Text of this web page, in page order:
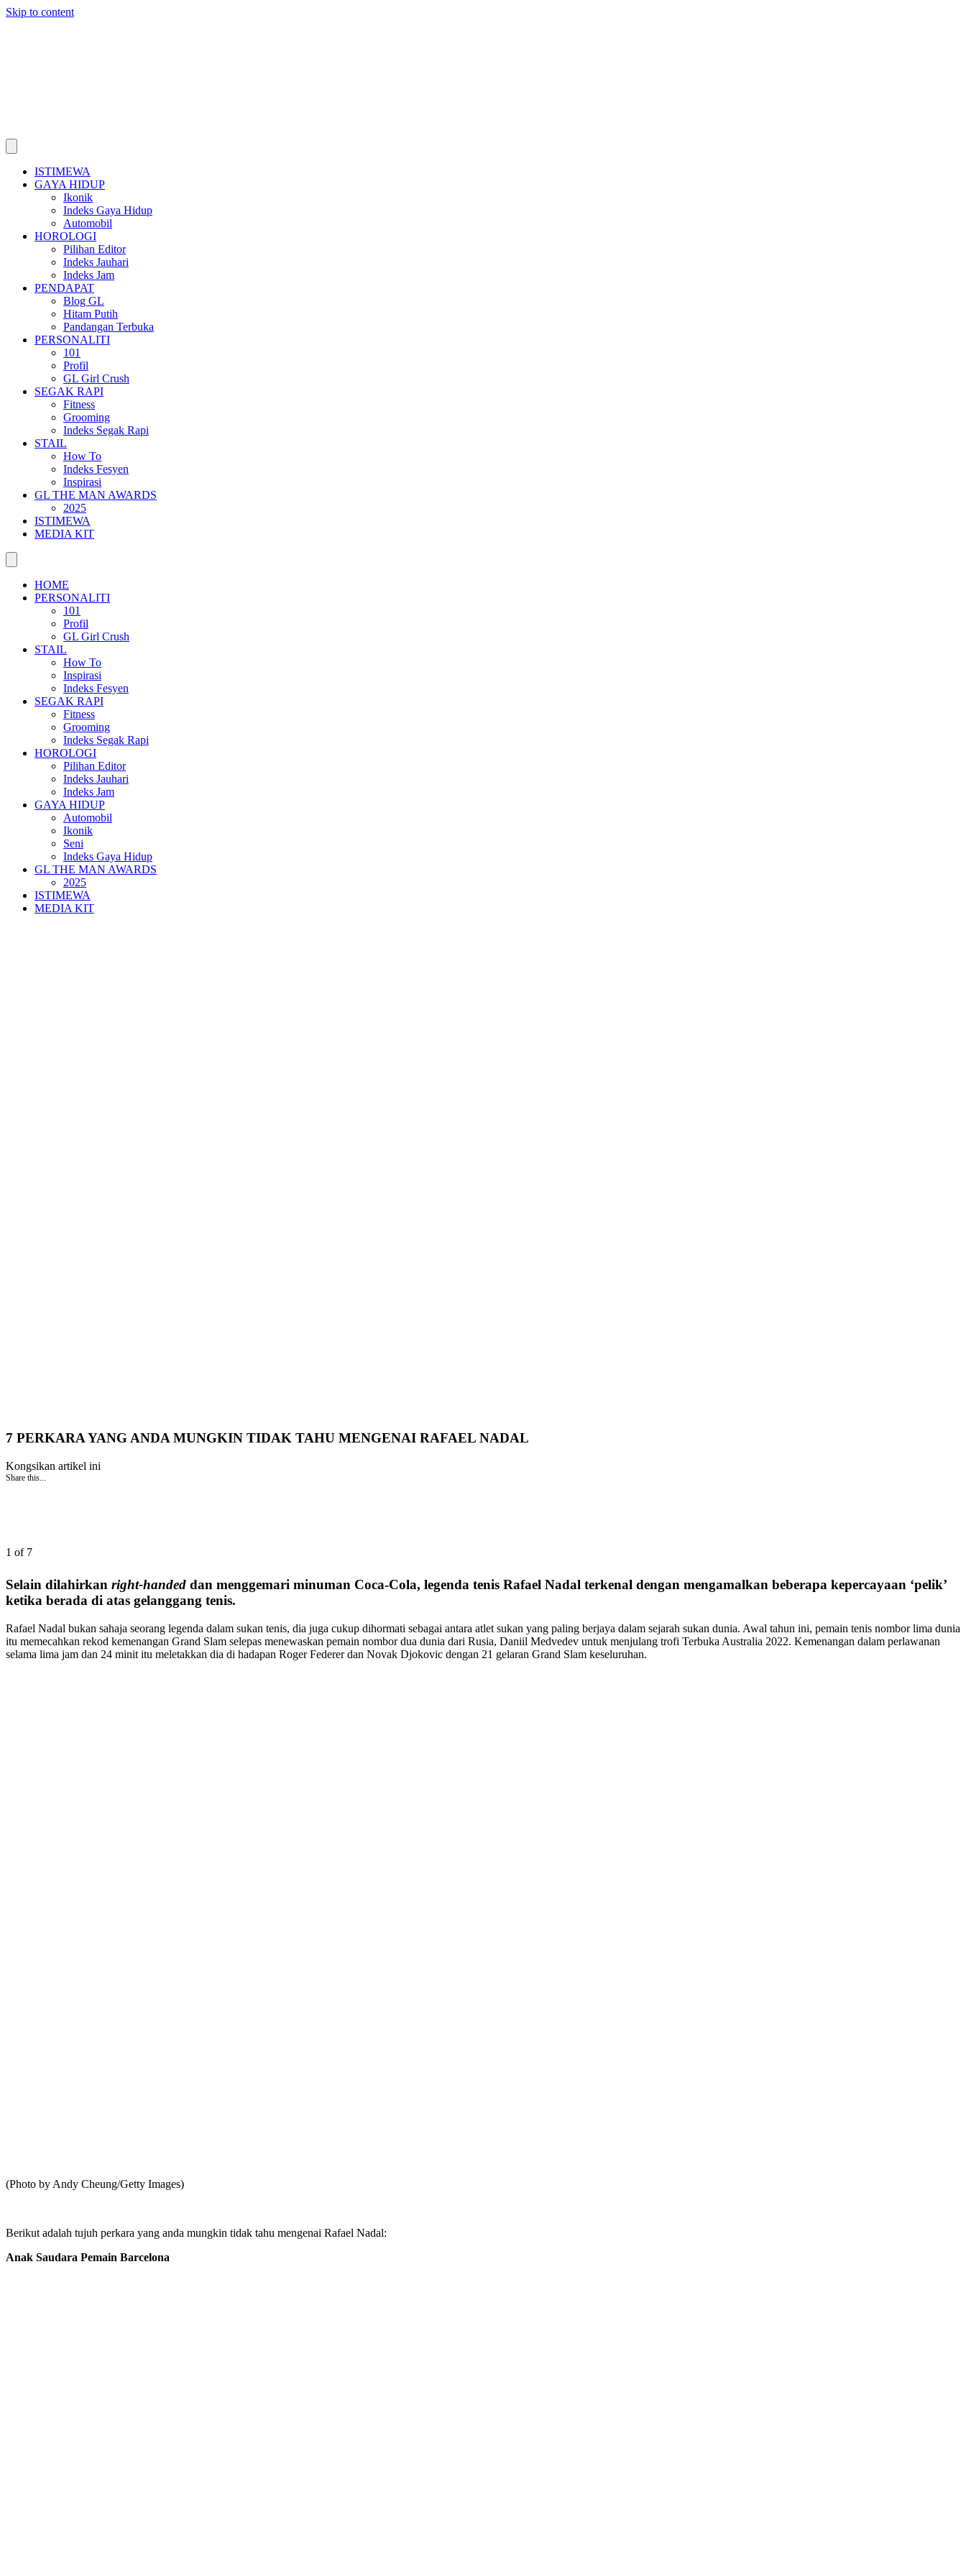
Skip to content
ISTIMEWA
GAYA HIDUP
Ikonik
Indeks Gaya Hidup
Automobil
HOROLOGI
Pilihan Editor
Indeks Jauhari
Indeks Jam
PENDAPAT
Blog GL
Hitam Putih
Pandangan Terbuka
PERSONALITI
101
Profil
GL Girl Crush
SEGAK RAPI
Fitness
Grooming
Indeks Segak Rapi
STAIL
How To
Indeks Fesyen
Inspirasi
GL THE MAN AWARDS
2025
ISTIMEWA
MEDIA KIT
HOME
PERSONALITI
101
Profil
GL Girl Crush
STAIL
How To
Inspirasi
Indeks Fesyen
SEGAK RAPI
Fitness
Grooming
Indeks Segak Rapi
HOROLOGI
Pilihan Editor
Indeks Jauhari
Indeks Jam
GAYA HIDUP
Automobil
Ikonik
Seni
Indeks Gaya Hidup
GL THE MAN AWARDS
2025
ISTIMEWA
MEDIA KIT
7 PERKARA YANG ANDA MUNGKIN TIDAK TAHU MENGENAI RAFAEL NADAL
Kongsikan artikel ini
Share this...
1 of 7
Selain dilahirkan right-handed dan menggemari minuman Coca-Cola, legenda tenis Rafael Nadal terkenal dengan mengamalkan beberapa kepercayaan ‘pelik’
ketika berada di atas gelanggang tenis.
Rafael Nadal bukan sahaja seorang legenda dalam sukan tenis, dia juga cukup dihormati sebagai antara atlet sukan yang paling berjaya dalam sejarah sukan dunia. Awal tahun ini, pemain tenis nombor lima dunia
itu memecahkan rekod kemenangan Grand Slam selepas menewaskan pemain nombor dua dunia dari Rusia, Daniil Medvedev untuk menjulang trofi Terbuka Australia 2022. Kemenangan dalam perlawanan
selama lima jam dan 24 minit itu meletakkan dia di hadapan Roger Federer dan Novak Djokovic dengan 21 gelaran Grand Slam keseluruhan.
(Photo by Andy Cheung/Getty Images)
Berikut adalah tujuh perkara yang anda mungkin tidak tahu mengenai Rafael Nadal:
Anak Saudara Pemain Barcelona